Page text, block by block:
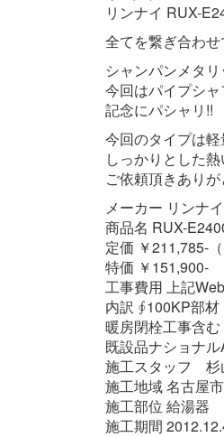
リンナイ RUX-
全てを繋ぎ合わ
シャンパンメタリ
今回はパイプシ
記念にパシャリ
今回のタイプは軽
しっかりとした
ご依頼頂きあり
メーカー リンナイ
商品名 RUX-
定価 ￥211,785-
特価 ￥151,900-
工事費用 上記
内訳 ∮100KP部材
暖房閉栓工事含む
既設品ナショナ
施工スタッフ 杉
施工地域 名古屋
施工部位 給湯器
施工期間